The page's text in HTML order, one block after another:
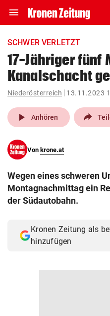
menu Navigation
ein-/ausklappen
account_circle Anmelden
pin_drop
Wien
search
eingeben
© Krone Multimedia GmbH &
Muthgasse 2, 1190 Wien
SCHWER VERLETZT
17-Jähriger fünf
Kanalschacht
Niederösterreich 13.11.2023
play_arrow Anhören
Von krone.at
Wegen eines schweren
Montagnachmittag ein
der Südautobahn.
Kronen Zeitung als
hinzufügen